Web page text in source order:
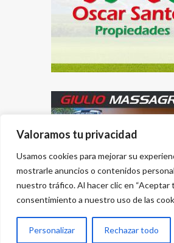
Valoramos tu privacidad
Usamos cookies para mejorar su
mostrarle anuncios o contenidos
nuestro tráfico. Al hacer clic en “Aceptar
consentimiento a nuestro uso de las
Personalizar Rechazar todo
Desarrollado por